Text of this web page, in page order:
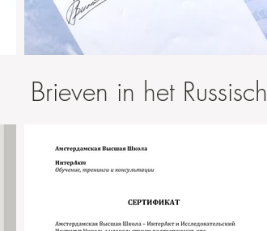
Brieven in het Russisch